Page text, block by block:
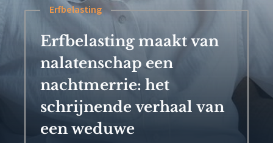
Erfbelasting
Erfbelasting maakt van
nalatenschap een
nachtmerrie: het
schrijnende verhaal van
een weduwe